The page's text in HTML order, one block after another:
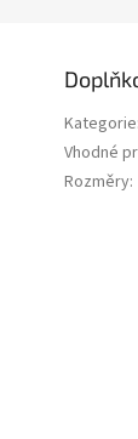
Kategorie
Vhodné
Rozměry: